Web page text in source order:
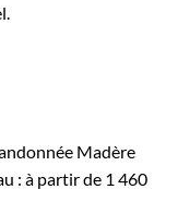
Madère
: à partir de 1 460